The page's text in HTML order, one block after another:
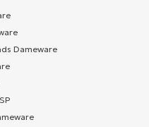
Dameware